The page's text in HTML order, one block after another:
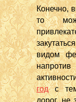
Конечно,
то
видом
годс
дорог, не